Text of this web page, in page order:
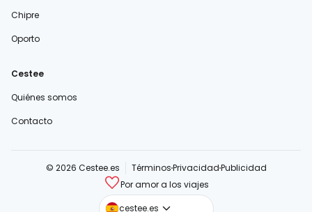
Chipre
Oporto
Cestee
Quiénes somos
Contacto
© 2026 Cestee.es TérminosPrivacidadPublicidad
Por amor a los viajes
cestee.es
cestee.com